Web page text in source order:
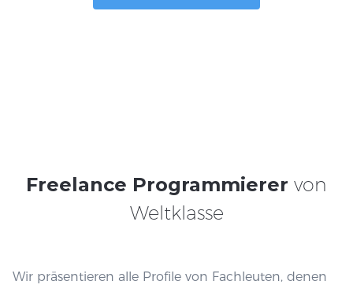
Freelance Programmierer von
Weltklasse
Wir präsentieren alle Profile von Fachleuten, denen